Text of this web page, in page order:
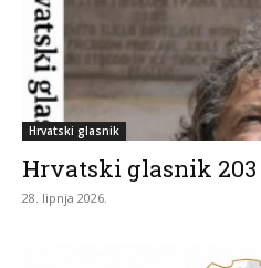
Hrvatski glasnik
Hrvatski glasnik 203
28. lipnja 2026.